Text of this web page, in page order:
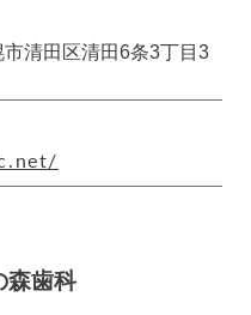
清田区清田6条3丁目3
森歯科